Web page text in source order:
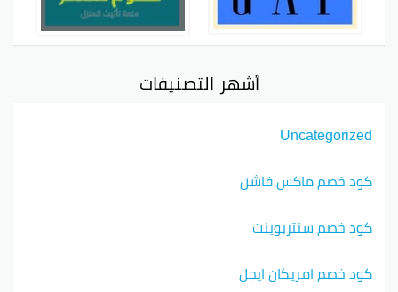
أشهر التصنيفات
Uncategorized
كود خصم ماكس فاشن
كود خصم سنتربوينت
كود خصم امريكان ايجل